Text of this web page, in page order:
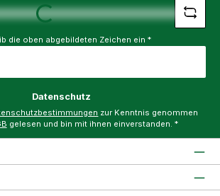
Loading...
die oben abgebildeten Zeichen ein *
Datenschutz
zur Kenntnis genommen
gelesen und bin mit ihnen einverstanden. *